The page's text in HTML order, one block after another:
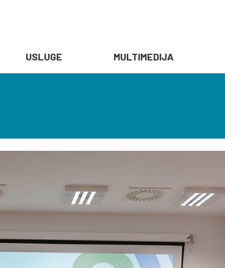
USLUGE MULTIMEDIJA